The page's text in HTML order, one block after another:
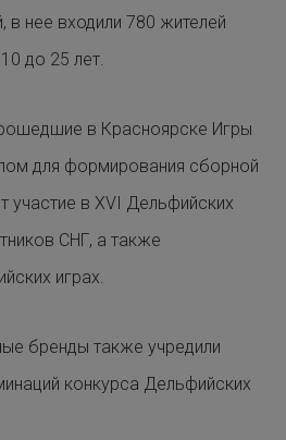
в нее входили 780 жителей
до 25 лет.
в Красноярске Игры
для формирования сборной
участие в XVI Дельфийских
СНГ, а также
играх.
бренды также учредили
конкурса Дельфийских